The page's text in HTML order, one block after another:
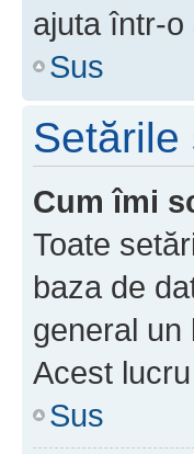
ajuta într-o
Sus
Setările
Cum îmi
Toate
baza de
general un
Acest
Sus